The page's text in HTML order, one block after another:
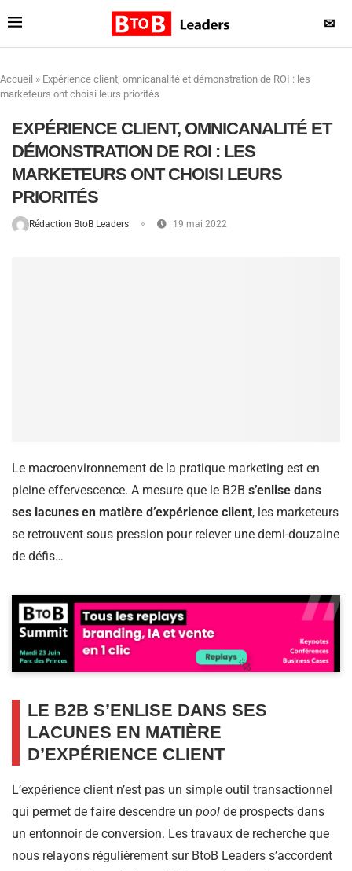
✉
Accueil » Expérience client, omnicanalité et démonstration de ROI : les
marketeurs ont choisi leurs priorités
EXPÉRIENCE CLIENT, OMNICANALITÉ ET
DÉMONSTRATION DE ROI : LES
MARKETEURS ONT CHOISI LEURS
PRIORITÉS
Rédaction BtoB Leaders 19 mai 2022
Le macroenvironnement de la pratique marketing est en
pleine effervescence. A mesure que le B2B s’enlise dans
ses lacunes en matière d’expérience client, les marketeurs
se retrouvent sous pression pour relever une demi-douzaine
de défis…
LE B2B S’ENLISE DANS SES
LACUNES EN MATIÈRE
D’EXPÉRIENCE CLIENT
L’expérience client n’est pas un simple outil transactionnel
qui permet de faire descendre un pool de prospects dans
un entonnoir de conversion. Les travaux de recherche que
nous relayons régulièrement sur BtoB Leaders s’accordent